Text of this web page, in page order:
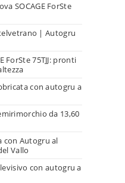
SOCAGE ForSte
| Autogru
ForSte 75TJJ: pronti
con autogru a
da 13,60
con Autogru al
Vallo
con autogru a